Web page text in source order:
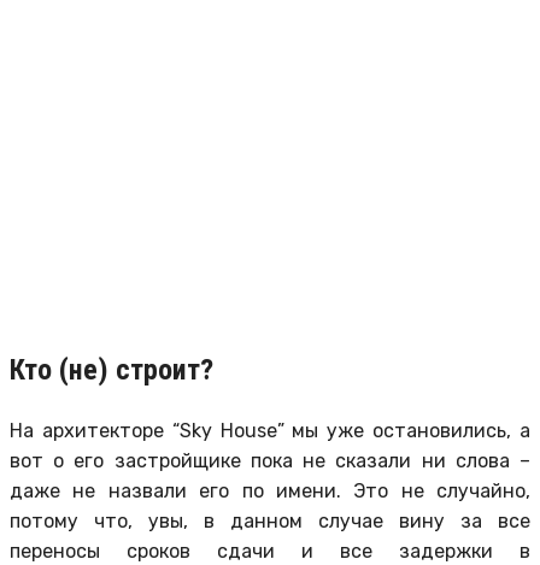
Кто (не) строит?
На архитекторе “Sky House” мы уже остановились, а
вот о его застройщике пока не сказали ни слова –
даже не назвали его по имени. Это не случайно,
потому что, увы, в данном случае вину за все
переносы сроков сдачи и все задержки в